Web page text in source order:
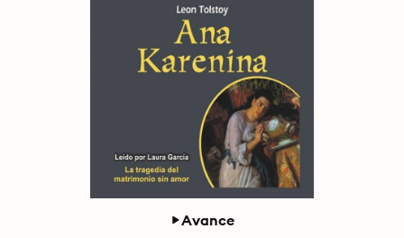
Avance